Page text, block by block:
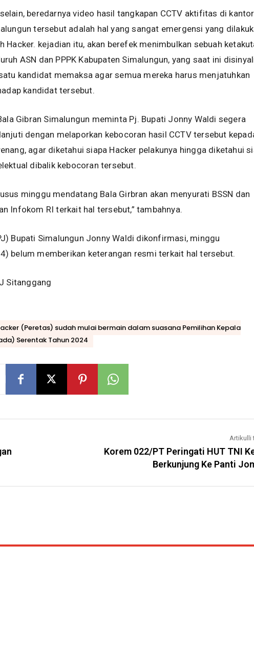
beredarnya video hasil tangkapan CCTV aktifitas di kantor
tersebut adalah hal yang sangat emergensi yang
Hacker. kejadian itu, akan berefek menimbulkan sebuah
ASN dan PPPK Kabupaten Simalungun, yang saat ini
kandidat memaksa agar semua mereka harus menjatuhkan
kandidat tersebut.
Gibran Simalungun meminta Pj. Bupati Jonny Waldi segera
dengan melaporkan kebocoran hasil CCTV tersebut
agar diketahui siapa Hacker pelakunya hingga diketahui
dibalik kebocoran tersebut.
minggu mendatang Bala Girbran akan menyurati BSSN dan
Infokom RI terkait hal tersebut,” tambahnya.
Bupati Simalungun Jonny Waldi dikonfirmasi, minggu
belum memberikan keterangan resmi terkait hal tersebut.
Sitanggang
(Peretas) sudah mulai bermain dalam suasana Pemilihan Kepala
Serentak Tahun 2024
Artikulli
Korem 022/PT Peringati HUT TNI
Berkunjung Ke Panti